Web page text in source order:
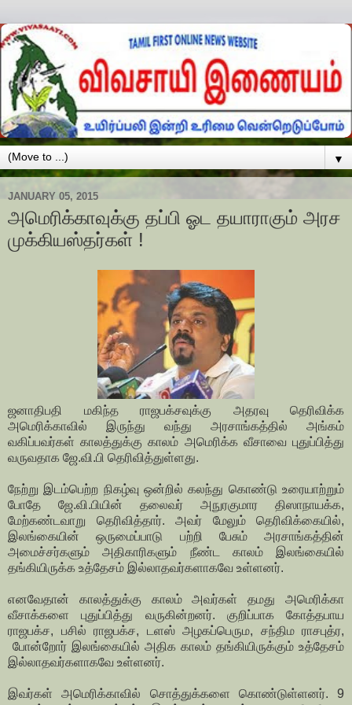
▼
JANUARY 05, 2015
அமெரிக்காவுக்கு தப்பி ஓட தயாராகும் அரச
முக்கியஸ்தர்கள் !
ஜனாதிபதி மகிந்த ராஜபக்சவுக்கு அதரவு தெரிவிக்க
அமெரிக்காவில் இருந்து வந்து அரசாங்கத்தில் அங்கம்
வகிப்பவர்கள் காலத்துக்கு காலம் அமெரிக்க வீசாவை புதுப்பித்து
வருவதாக ஜே.வி.பி தெரிவித்துள்ளது.
நேற்று இடம்பெற்ற நிகழ்வு ஒன்றில் கலந்து கொண்டு உரையாற்றும்
போதே ஜே.வி.பியின் தலைவர் அநுரகுமார திஸாநாயக்க,
மேற்கண்டவாறு தெரிவித்தார். அவர் மேலும் தெரிவிக்கையில்,
இலங்கையின் ஒருமைப்பாடு பற்றி பேசும் அரசாங்கத்தின்
அமைச்சர்களும் அதிகாரிகளும் நீண்ட காலம் இலங்கையில்
தங்கியிருக்க உத்தேசம் இல்லாதவர்களாகவே உள்ளனர்.
எனவேதான் காலத்துக்கு காலம் அவர்கள் தமது அமெரிக்கா
வீசாக்களை புதுப்பித்து வருகின்றனர். குறிப்பாக கோத்தபாய
ராஜபக்ச, பசில் ராஜபக்ச, டளஸ் அழகப்பெரும, சந்திம ராசபுத்ர,
போன்றோர் இலங்கையில் அதிக காலம் தங்கியிருக்கும் உத்தேசம்
இல்லாதவர்களாகவே உள்ளனர்.
இவர்கள் அமெரிக்காவில் சொத்துக்களை கொண்டுள்ளனர். 9